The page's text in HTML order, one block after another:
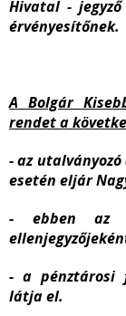
Hivatal -
érvényesítőnek.
A Bolgár
rendet a
- az
esetén eljár
- ebben az
- a pénztárosi
látja el.